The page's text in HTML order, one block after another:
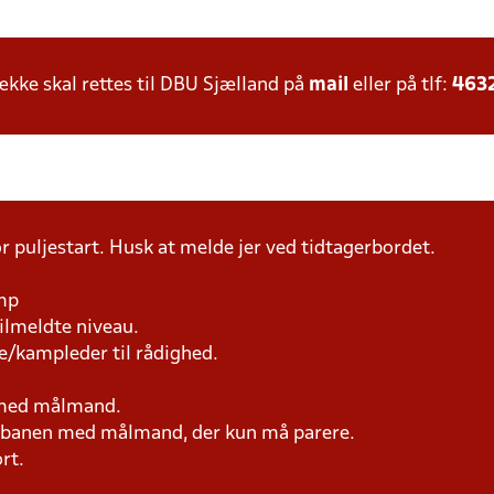
skal rettes til DBU Sjælland på mail eller på tlf:
puljestart. Husk at melde jer ved tidtagerbordet.
niveau.
kampleder til rådighed.
målmand.
med målmand, der kun må parere.